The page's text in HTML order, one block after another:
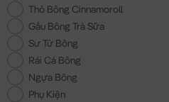
Thỏ Bông Cinnamoroll
Gấu Bông Trà Sữa
Sư Tử Bông
Rái Cá Bông
Ngựa Bông
Phụ Kiện